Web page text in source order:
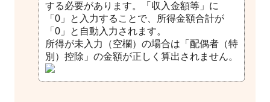
する必要があります。「収入金額等」に
「0」と入力することで、所得金額合計が
「0」と自動入力されます。
所得が未入力（空欄）の場合は「配偶者（特
別）控除」の金額が正しく算出されません。